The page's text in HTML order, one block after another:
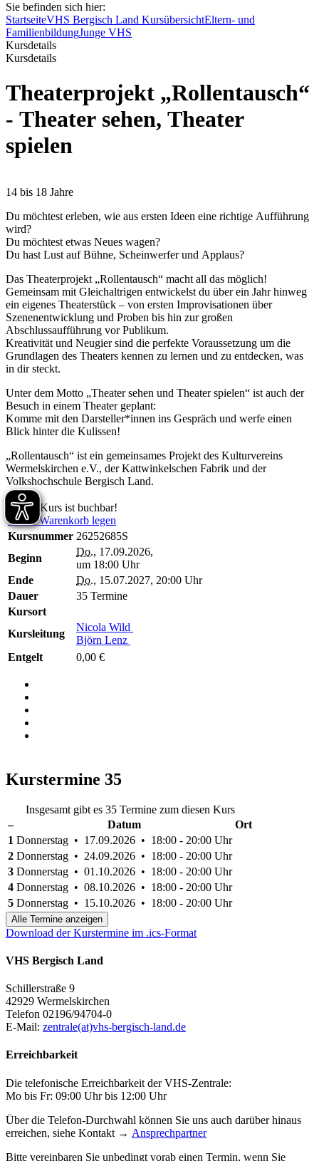
Sie befinden sich hier:
StartseiteVHS Bergisch Land KursübersichtEltern- und
FamilienbildungJunge VHS
Kursdetails
Kursdetails
Theaterprojekt „Rollentausch“
- Theater sehen, Theater
spielen
14 bis 18 Jahre
Du möchtest erleben, wie aus ersten Ideen eine richtige Aufführung
wird?
Du möchtest etwas Neues wagen?
Du hast Lust auf Bühne, Scheinwerfer und Applaus?
Das Theaterprojekt „Rollentausch“ macht all das möglich!
Gemeinsam mit Gleichaltrigen entwickelst du über ein Jahr hinweg
ein eigenes Theaterstück – von ersten Improvisationen über
Szenenentwicklung und Proben bis hin zur großen
Abschlussaufführung vor Publikum.
Kreativität und Neugier sind die perfekte Voraussetzung um die
Grundlagen des Theaters kennen zu lernen und zu entdecken, was
in dir steckt.
Unter dem Motto „Theater sehen und Theater spielen“ ist auch der
Besuch in einem Theater geplant:
Komme mit den Darsteller*innen ins Gespräch und werfe einen
Blick hinter die Kulissen!
„Rollentausch“ ist ein gemeinsames Projekt des Kulturvereins
Wermelskirchen e.V., der Kattwinkelschen Fabrik und der
Volkshochschule Bergisch Land.
Dieser Kurs ist buchbar!
In den Warenkorb legen
Kursnummer 26252685S
Beginn
Do., 17.09.2026,
um 18:00 Uhr
Ende
Do., 15.07.2027, 20:00 Uhr
Dauer
35 Termine
Kursort
Kursleitung
Nicola Wild
Björn Lenz
Entgelt
0,00 €
Kurstermine 35
Insgesamt gibt es 35 Termine zum diesen Kurs
–
Datum
Ort
1 Donnerstag • 17.09.2026 • 18:00 - 20:00 Uhr
2 Donnerstag • 24.09.2026 • 18:00 - 20:00 Uhr
3 Donnerstag • 01.10.2026 • 18:00 - 20:00 Uhr
4 Donnerstag • 08.10.2026 • 18:00 - 20:00 Uhr
5 Donnerstag • 15.10.2026 • 18:00 - 20:00 Uhr
Alle Termine anzeigen
Download der Kurstermine im .ics-Format
VHS Bergisch Land
Schillerstraße 9
42929 Wermelskirchen
Telefon 02196/94704-0
E-Mail: zentrale(at)vhs-bergisch-land.de
Erreichbarkeit
Die telefonische Erreichbarkeit der VHS-Zentrale:
Mo bis Fr: 09:00 Uhr bis 12:00 Uhr
Über die Telefon-Durchwahl können Sie uns auch darüber hinaus
erreichen, siehe Kontakt → Ansprechpartner
Bitte vereinbaren Sie unbedingt vorab einen Termin, wenn Sie